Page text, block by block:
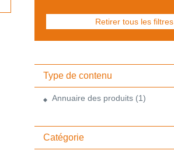
Retirer tous les filtres
Type de contenu
Annuaire des produits (1)
Catégorie